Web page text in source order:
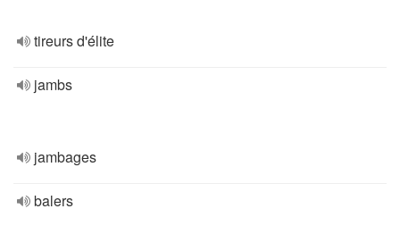
tireurs d'élite
jambs
jambages
balers